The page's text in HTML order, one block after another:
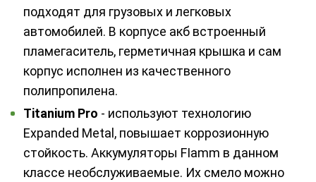
подходят для грузовых и легковых
автомобилей. В корпусе акб встроенный
пламегаситель, герметичная крышка и сам
корпус исполнен из качественного
полипропилена.
Titanium Pro - используют технологию
Expanded Metal, повышает коррозионную
стойкость. Аккумуляторы FIamm в данном
классе необслуживаемые. Их смело можно